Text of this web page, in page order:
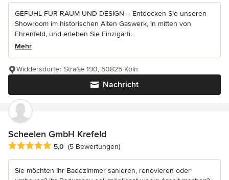
GEFÜHL FÜR RAUM UND DESIGN – Entdecken Sie unseren
Showroom im historischen Alten Gaswerk, in mitten von
Ehrenfeld, und erleben Sie Einzigarti...
Mehr
Nachricht
Widdersdorfer Straße 190, 50825 Köln
Scheelen GmbH Krefeld
Durchschnittliche Bewertung: 5 von 5 Sternen
5,0 (5 Bewertungen)
Sie möchten Ihr Badezimmer sanieren, renovieren oder